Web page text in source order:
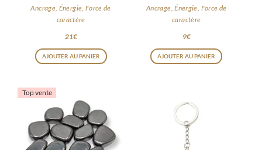
Ancrage, Énergie, Force de
caractère
21€
AJOUTER AU PANIER
Ancrage, Énergie, Force de
caractère
9€
AJOUTER AU PANIER
Top vente